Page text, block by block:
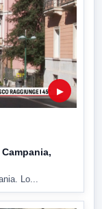
▶
Lo...